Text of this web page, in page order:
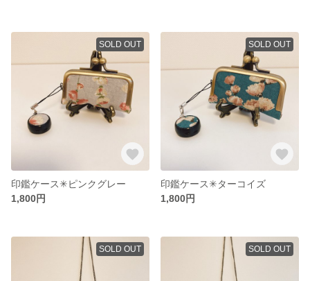
SOLD OUT
印鑑ケース✳︎ピンクグレー
1,800円
SOLD OUT
印鑑ケース✳︎ターコイズ
1,800円
SOLD OUT SOLD OUT